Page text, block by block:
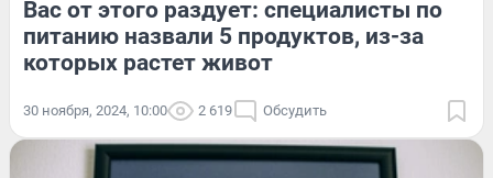
Вас от этого раздует: специалисты по
питанию назвали 5 продуктов, из-за
которых растет живот
30 ноября, 2024, 10:00 2 619 Обсудить